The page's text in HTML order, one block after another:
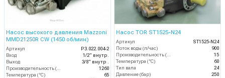
Насос высокого давления Mazzoni
MMD21250R CW (1450 об/мин)
Артикул
P3.022.004-2
Вход
1/2" внутр.
Выход
3/8" внутр .
1260
Температура (°C)
65
Насос TOR ST1525-N24
Артикул
ST1525-N24
Поток воды (л/час)
900
15
Температура (°C)
60
Тип вала
24
Давление (бар)
250